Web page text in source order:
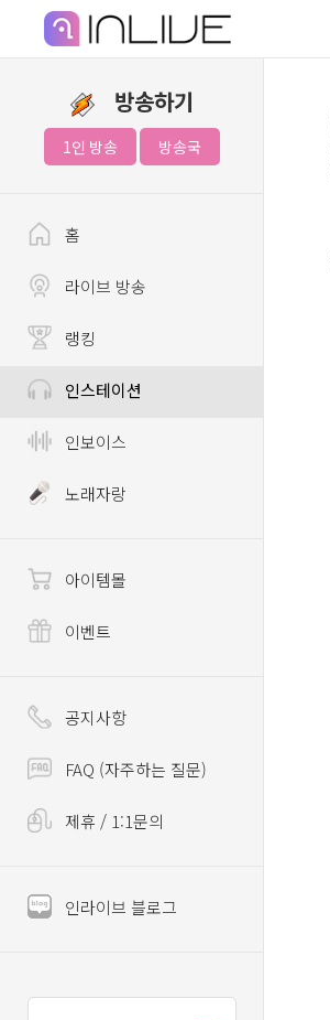
방송하기
1인 방송 방송국
홈
라이브 방송
랭킹
인스테이션
인보이스
노래자랑
아이템몰
이벤트
공지사항
FAQ (자주하는 질문)
제휴 / 1:1문의
인라이브 블로그